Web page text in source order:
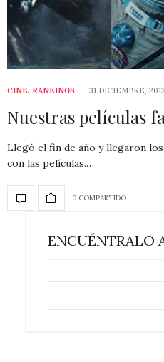
CINE, RANKINGS 31 DICIEMBRE, 2013
Nuestras películas
Llegó el fin de año y llegaron
con las películas.…
0 COMPARTIDO
ENCUÉNTRALO